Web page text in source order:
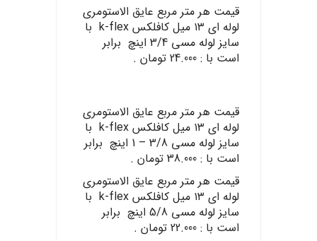
قیمت هر متر مربع عایق الاستومری
لوله ای ۱۳ میل کافلکس k-flex با
سایز لوله مسی 3/4 اینچ برابر
است با : 24.000 تومان .
قیمت هر متر مربع عایق الاستومری
لوله ای ۱۳ میل کافلکس k-flex با
سایز لوله مسی 3/8 – 1 اینچ برابر
است با : 38.000 تومان .
قیمت هر متر مربع عایق الاستومری
لوله ای ۱۳ میل کافلکس k-flex با
سایز لوله مسی 5/8 اینچ برابر
است با : 22.000 تومان .